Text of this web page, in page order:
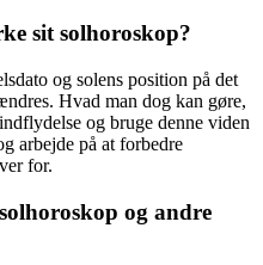
sit solhoroskop?
og solens position på det
Hvad man dog kan gøre,
og bruge denne viden
arbejde på at forbedre
for.
og andre